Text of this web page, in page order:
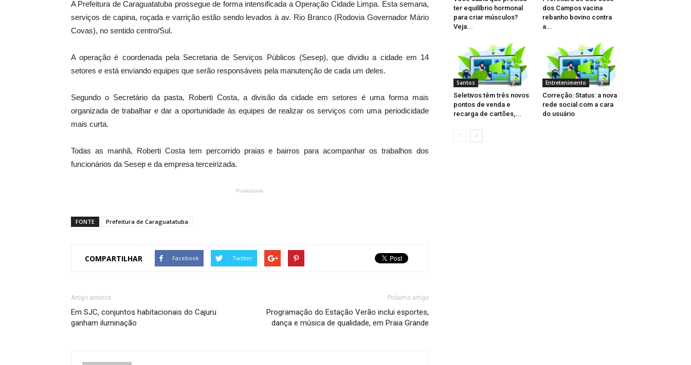
A Prefeitura de Caraguatatuba prossegue de forma intensificada a Operação Cidade Limpa. Esta semana,
serviços de capina, roçada e varrição estão sendo levados à av. Rio Branco (Rodovia Governador Mário
Covas), no sentido centro/Sul.
A operação é coordenada pela Secretaria de Serviços Públicos (Sesep), que dividiu a cidade em 14
setores e está enviando equipes que serão responsáveis pela manutenção de cada um deles.
Segundo o Secretário da pasta, Roberti Costa, a divisão da cidade em setores é uma forma mais
organizada de trabalhar e dar a oportunidade às equipes de realizar os serviços com uma periodicidade
mais curta.
Todas as manhã, Roberti Costa tem percorrido praias e bairros para acompanhar os trabalhos dos
funcionários da Sesep e da empresa terceirizada.
Publicidade
FONTE Prefeitura de Caraguatatuba
COMPARTILHAR Facebook Twitter
Artigo anterior
Em SJC, conjuntos habitacionais do Cajuru
ganham iluminação
Próximo artigo
Programação do Estação Verão inclui esportes,
dança e música de qualidade, em Praia Grande
ter equilíbrio hormonal
para criar músculos?
Veja...
dos Campos vacina
rebanho bovino contra
a...
Santos
Seletivos têm três novos
pontos de venda e
recarga de cartões,...
Entretenimento
Correção: Status: a nova
rede social com a cara
do usuário